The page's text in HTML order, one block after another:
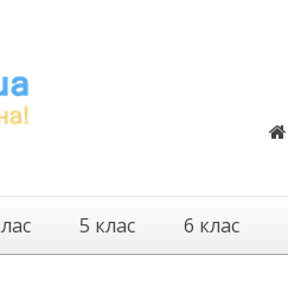
5 клас 6 клас